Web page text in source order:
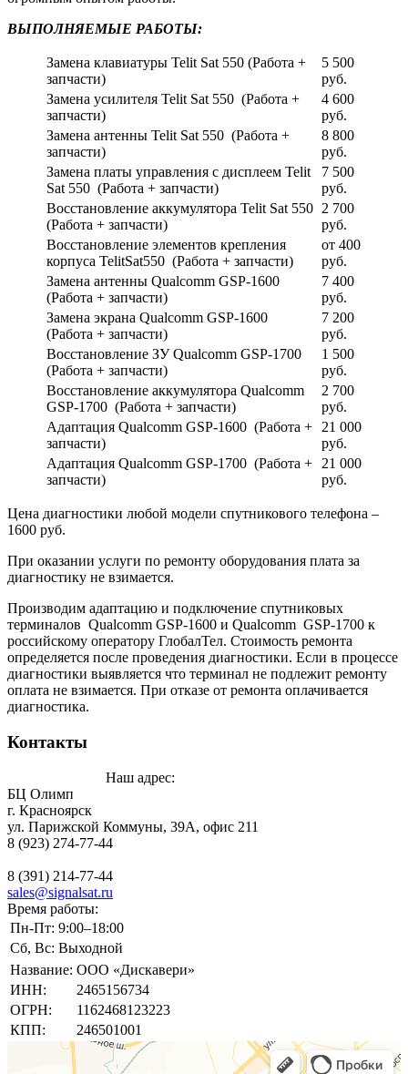
ВЫПОЛНЯЕМЫЕ РАБОТЫ:
Замена клавиатуры Telit Sat 550 (Работа +
запчасти)
5 500
руб.
Замена усилителя Telit Sat 550 (Работа +
запчасти)
4 600
руб.
Замена антенны Telit Sat 550 (Работа +
запчасти)
8 800
руб.
Замена платы управления с дисплеем Telit
Sat 550 (Работа + запчасти)
7 500
руб.
Восстановление аккумулятора Telit Sat 550
(Работа + запчасти)
2 700
руб.
Восстановление элементов крепления
корпуса TelitSat550 (Работа + запчасти)
от 400
руб.
Замена антенны Qualcomm GSP-1600
(Работа + запчасти)
7 400
руб.
Замена экрана Qualcomm GSP-1600
(Работа + запчасти)
7 200
руб.
Восстановление ЗУ Qualcomm GSP-1700
(Работа + запчасти)
1 500
руб.
Восстановление аккумулятора Qualcomm
GSP-1700 (Работа + запчасти)
2 700
руб.
Адаптация Qualcomm GSP-1600 (Работа +
запчасти)
21 000
руб.
Адаптация Qualcomm GSP-1700 (Работа +
запчасти)
21 000
руб.
Цена диагностики любой модели спутникового телефона –
1600 руб.
При оказании услуги по ремонту оборудования плата за
диагностику не взимается.
Производим адаптацию и подключение спутниковых
терминалов Qualcomm GSP-1600 и Qualcomm GSP-1700 к
российскому оператору ГлобалТел. Стоимость ремонта
определяется после проведения диагностики. Если в процессе
диагностики выявляется что терминал не подлежит ремонту
оплата не взимается. При отказе от ремонта оплачивается
диагностика.
Контакты
Наш адрес:
БЦ Олимп
г. Красноярск
ул. Парижской Коммуны, 39А, офис 211
8 (923) 274-77-44
8 (391) 214-77-44
sales@signalsat.ru
Время работы:
Пн-Пт: 9:00–18:00
Сб, Вс: Выходной
Название: ООО «Дискавери»
ИНН:
2465156734
ОГРН:
1162468123223
КПП:
246501001